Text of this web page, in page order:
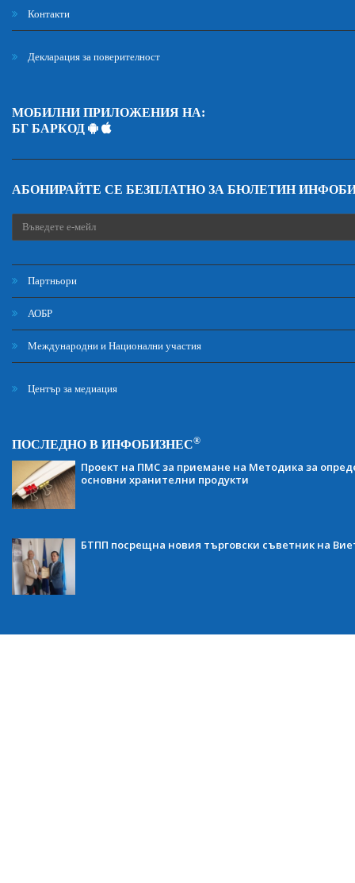
Контакти
Декларация за поверителност
МОБИЛНИ ПРИЛОЖЕНИЯ НА:
БГ БАРКОД
АБОНИРАЙТЕ СЕ БЕЗПЛАТНО ЗА БЮЛЕТИН
Партньори
АОБР
Международни и Национални участия
Център за медиация
ПОСЛЕДНО В ИНФОБИЗНЕС®
Проект на ПМС за приемане на Методика за
основни хранителни продукти
БТПП посрещна новия търговски съветник на